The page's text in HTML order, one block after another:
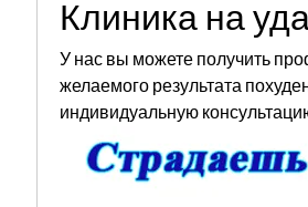
Клиника на
У нас вы можете получить
желаемого результата
индивидуальную